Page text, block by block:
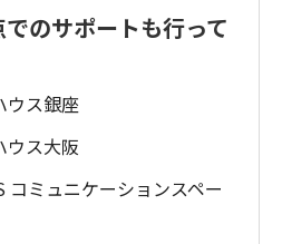
のサポートも行って
ウス銀座
ウス大阪
コミュニケーションスペー